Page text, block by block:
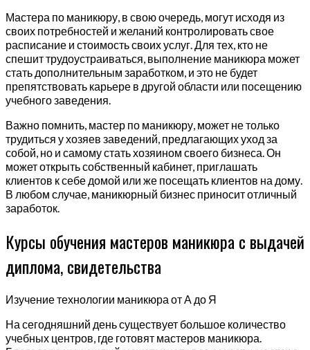
Мастера по маникюру, в свою очередь, могут исходя из
своих потребностей и желаний контролировать свое
расписание и стоимость своих услуг. Для тех, кто не
спешит трудоустраиваться, выполнение маникюра может
стать дополнительным заработком, и это не будет
препятствовать карьере в другой области или посещению
учебного заведения.
Важно помнить, мастер по маникюру, может не только
трудиться у хозяев заведений, предлагающих уход за
собой, но и самому стать хозяином своего бизнеса. Он
может открыть собственный кабинет, приглашать
клиентов к себе домой или же посещать клиентов на дому.
В любом случае, маникюрный бизнес приносит отличный
заработок.
Курсы обучения мастеров маникюра с выдачей
диплома, свидетельства
Изучение технологии маникюра от А до Я
На сегодняшний день существует большое количество
учебных центров, где готовят мастеров маникюра.